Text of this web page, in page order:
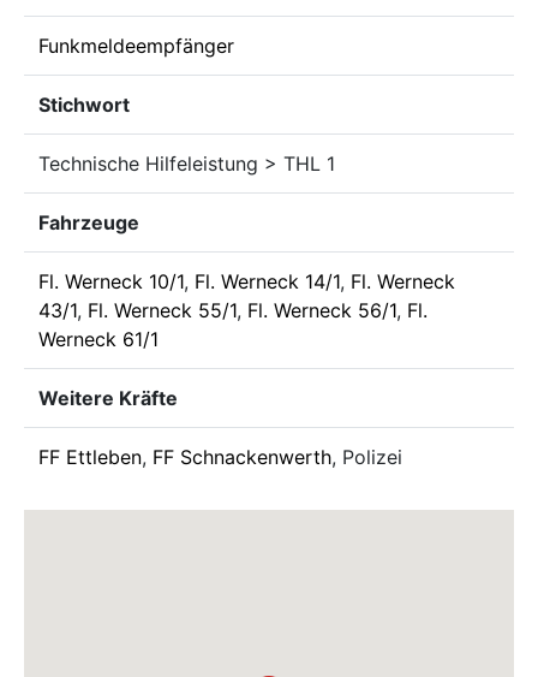
Funkmeldeempfänger
Stichwort
Technische Hilfeleistung > THL 1
Fahrzeuge
Fl. Werneck 10/1, Fl. Werneck 14/1, Fl. Werneck
43/1, Fl. Werneck 55/1, Fl. Werneck 56/1, Fl.
Werneck 61/1
Weitere Kräfte
FF Ettleben, FF Schnackenwerth, Polizei